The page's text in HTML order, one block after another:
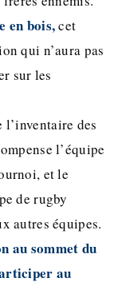
en bois,cet
qui n’aura pas
sur les
des
l’équipe
et le
de rugby
autres équipes.
au sommet du
au